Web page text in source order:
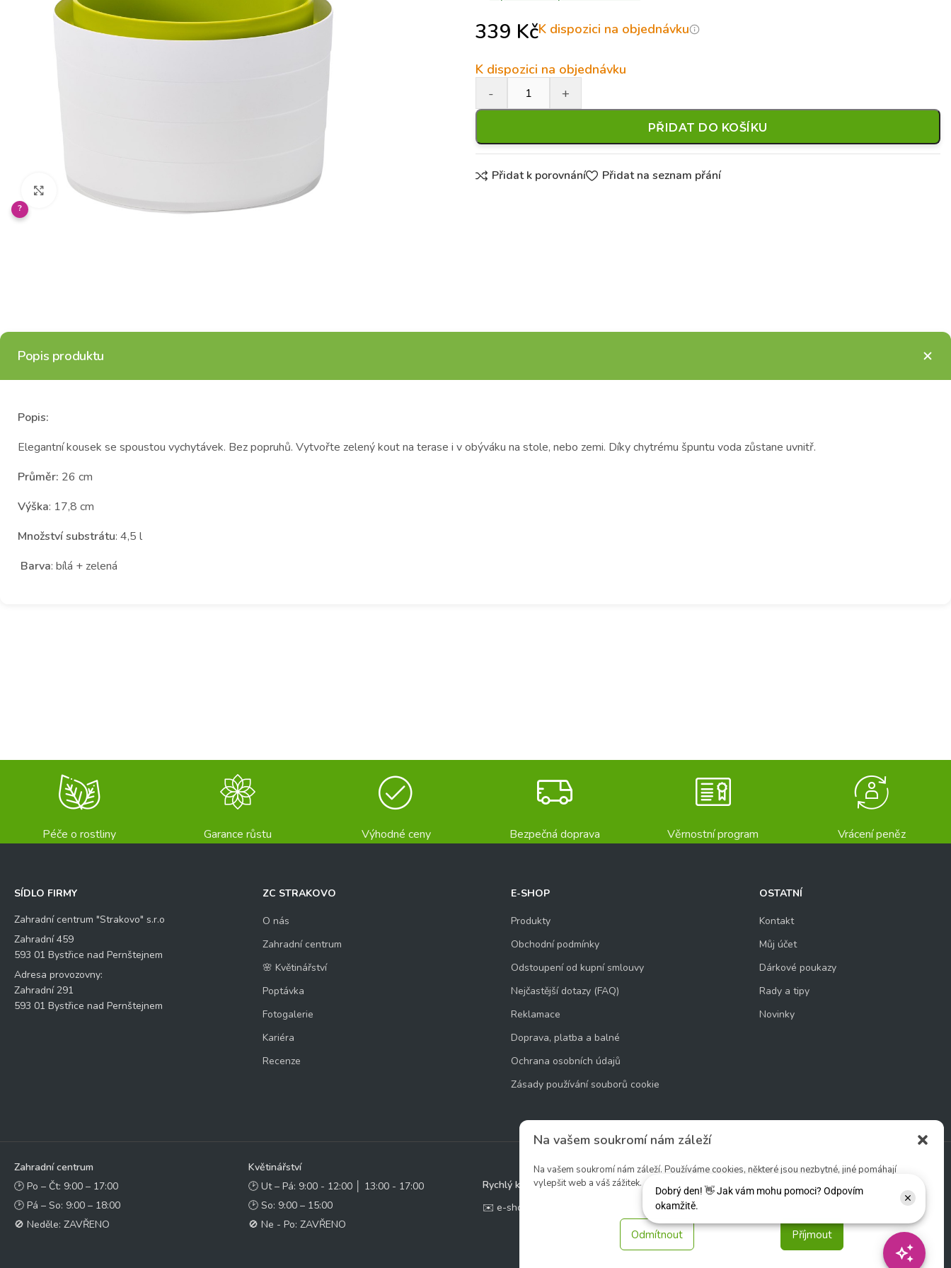
Na vašem soukromí nám záleží
Na vašem soukromí nám záleží. Používáme cookies, některé jsou nezbytné, jiné pomáhají
vylepšit web a váš zážitek.
Příjmout
Odmítnout
Klikněte pro zvětšení
?
339 KčK dispozici na objednávku
K dispozici na objednávku
PŘIDAT DO KOŠÍKU
Přidat k porovnání Přidat na seznam přání
Popis produktu
Popis:
Elegantní kousek se spoustou vychytávek. Bez popruhů. Vytvořte zelený kout na terase i v obýváku na stole, nebo zemi. Díky chytrému špuntu voda zůstane uvnitř.
Průměr: 26 cm
Výška: 17,8 cm
Množství substrátu: 4,5 l
Barva: bílá + zelená
Péče o rostliny Garance růstu Výhodné ceny Bezpečná doprava Věrnostní program Vrácení peněz
SÍDLO FIRMY
Zahradní centrum "Strakovo" s.r.o
Zahradní 459
593 01 Bystřice nad Pernštejnem
Adresa provozovny:
Zahradní 291
593 01 Bystřice nad Pernštejnem
ZC STRAKOVO
O nás
Zahradní centrum
🌸 Květinářství
Poptávka
Fotogalerie
Kariéra
Recenze
E-SHOP
Produkty
Obchodní podmínky
Odstoupení od kupní smlouvy
Nejčastější dotazy (FAQ)
Reklamace
Doprava, platba a balné
Ochrana osobních údajů
Zásady používání souborů cookie
OSTATNÍ
Kontakt
Můj účet
Dárkové poukazy
Rady a tipy
Novinky
Zahradní centrum
🕑 Po – Čt: 9:00 – 17:00
🕑 Pá – So: 9:00 – 18:00
🚫 Neděle: ZAVŘENO
Květinářství
🕑 Ut – Pá: 9:00 - 12:00 │ 13:00 - 17:00
🕑 So: 9:00 – 15:00
🚫 Ne - Po: ZAVŘENO
Rychlý kontakt:
✉️ e-shop@zcstrakovo.cz
Sledujte nás: